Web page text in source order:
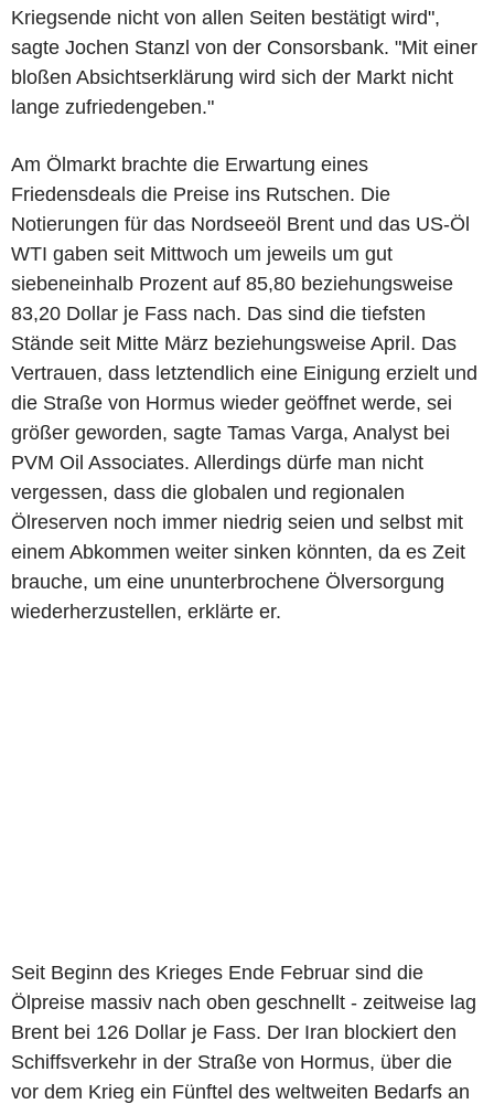
Kriegsende nicht von allen Seiten bestätigt wird",
sagte Jochen Stanzl von der Consorsbank. "Mit einer
bloßen Absichtserklärung wird sich der Markt nicht
lange zufriedengeben."
Am Ölmarkt brachte die Erwartung eines
Friedensdeals die Preise ins Rutschen. Die
Notierungen für das Nordseeöl Brent und das US-Öl
WTI gaben seit Mittwoch um jeweils um gut
siebeneinhalb Prozent auf 85,80 beziehungsweise
83,20 Dollar je Fass nach. Das sind die tiefsten
Stände seit Mitte März beziehungsweise April. Das
Vertrauen, dass letztendlich eine Einigung erzielt und
die Straße von Hormus wieder geöffnet werde, sei
größer geworden, sagte Tamas Varga, Analyst bei
PVM Oil Associates. Allerdings dürfe man nicht
vergessen, dass die globalen und regionalen
Ölreserven noch immer niedrig seien und selbst mit
einem Abkommen weiter sinken könnten, da es Zeit
brauche, um eine ununterbrochene Ölversorgung
wiederherzustellen, erklärte er.
Seit Beginn des Krieges Ende Februar sind die
Ölpreise massiv nach oben geschnellt - zeitweise lag
Brent bei 126 Dollar je Fass. Der Iran blockiert den
Schiffsverkehr in der Straße von Hormus, über die
vor dem Krieg ein Fünftel des weltweiten Bedarfs an